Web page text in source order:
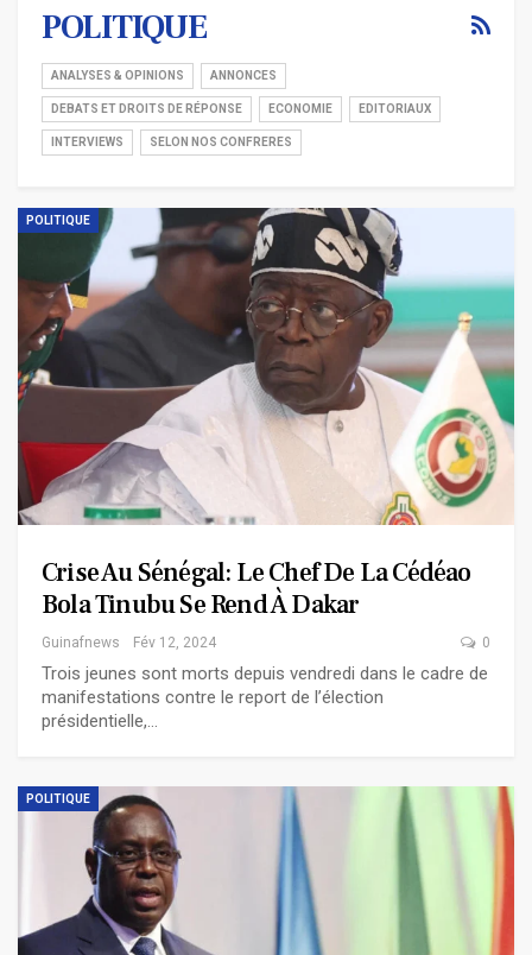
POLITIQUE
ANALYSES & OPINIONS ANNONCES
DEBATS ET DROITS DE RÉPONSE ECONOMIE EDITORIAUX
INTERVIEWS SELON NOS CONFRERES
POLITIQUE
Crise Au Sénégal: Le Chef De La Cédéao
Bola Tinubu Se Rend À Dakar
Guinafnews Fév 12, 2024 0
Trois jeunes sont morts depuis vendredi dans le cadre de
manifestations contre le report de l’élection
présidentielle,…
POLITIQUE